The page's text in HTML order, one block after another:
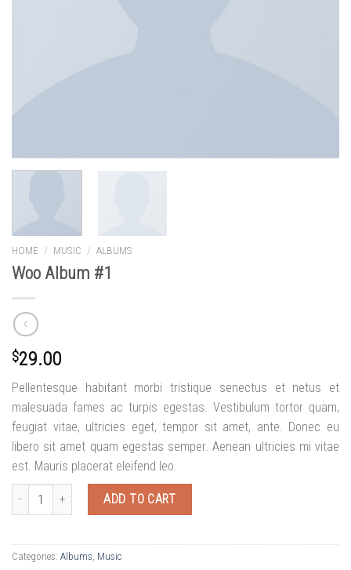
HOME / MUSIC / ALBUMS
Woo Album #1
$29.00
Pellentesque habitant morbi tristique senectus et netus et
malesuada fames ac turpis egestas. Vestibulum tortor quam,
feugiat vitae, ultricies eget, tempor sit amet, ante. Donec eu
libero sit amet quam egestas semper. Aenean ultricies mi vitae
est. Mauris placerat eleifend leo.
Woo Album #1 quantityADD TO CART
Categories: Albums Music